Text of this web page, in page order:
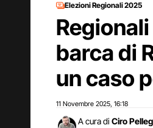
Elezioni Regionali 2025
barca di
un caso
11 Novembre 2025 16:18
A cura di Ciro